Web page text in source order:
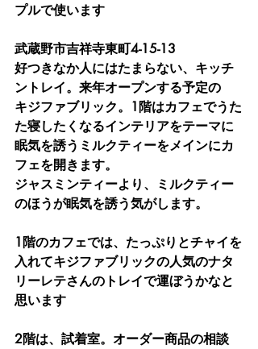
プルで使います
武蔵野市吉祥寺東町4-15-13
好つきなか人にはたまらない、キッチ
ントレイ。来年オープンする予定の
キジファブリック。1階はカフェでうた
た寝したくなるインテリアをテーマに
眠気を誘うミルクティーをメインにカ
フェを開きます。
ジャスミンティーより、ミルクティー
のほうが眠気を誘う気がします。
1階のカフェでは、たっぷりとチャイを
入れてキジファブリックの人気のナタ
リーレテさんのトレイで運ぼうかなと
思います
2階は、試着室。オーダー商品の相談